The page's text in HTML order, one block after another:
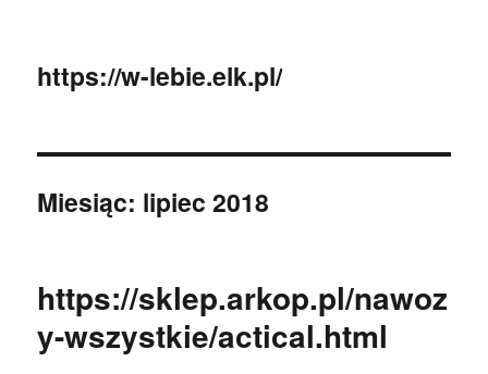
https://w-lebie.elk.pl/
Miesiąc: lipiec 2018
https://sklep.arkop.pl/nawoz
y-wszystkie/actical.html